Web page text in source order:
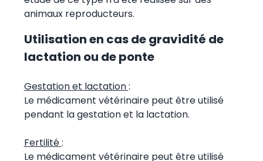
animaux reproducteurs.
Utilisation en cas de gravidité de
lactation ou de ponte
Gestation et lactation:
Le médicament vétérinaire peut être utilisé
pendant la gestation et la lactation.
Fertilité:
Le médicament vétérinaire peut être utilisé